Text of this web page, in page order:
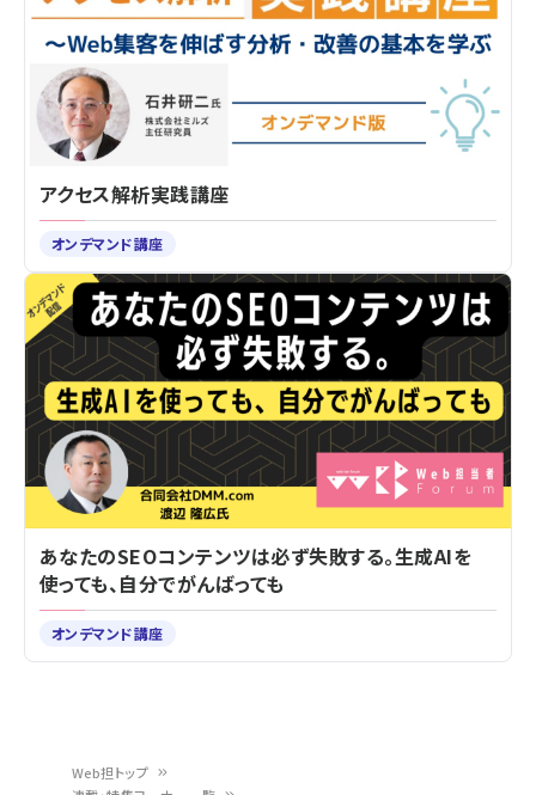
Web担トップ
アクセス解析実践講座
オンデマンド講座
あなたのSEOコンテンツは必ず失敗する。生成AIを
使っても、自分でがんばっても
オンデマンド講座